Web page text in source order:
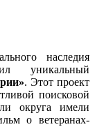
наследия
уникальный
. Этот проект
поисковой
округа имели
о ветеранах-